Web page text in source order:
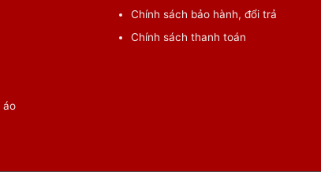
áo
Chính sách bảo hành, đổi trả
Chính sách thanh toán